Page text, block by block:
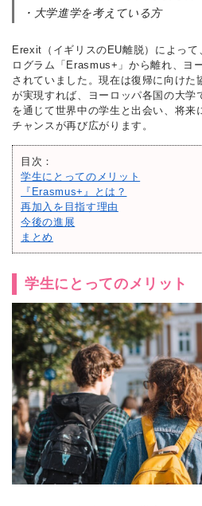
・大学進学を考えている方
Erexit（イギリスのEU離脱）によっ
ログラム「Erasmus+」から離れ、ヨ
されていました。現在は復帰に向けた
が実現すれば、ヨーロッパ各国の大学
を通じて世界中の学生と出会い、将来
チャンスが再び広がります。
目次：
学生にとってのメリット
『Erasmus+』とは？
再加入を目指す理由
今後の進展
まとめ
学生にとってのメリット